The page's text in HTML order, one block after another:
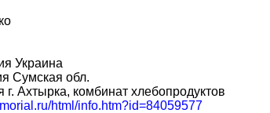
Украина
Сумская обл.
г. Ахтырка, комбинат хлебопродуктов
html/info.htm?id=84059577